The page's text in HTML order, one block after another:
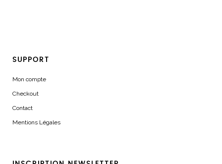
SUPPORT
Mon compte
Checkout
Contact
Mentions Légales